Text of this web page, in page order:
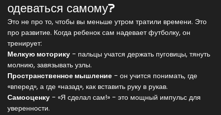
одеваться самому?
Это не про то, чтобы вы меньше утром тратили времени. Это
про развитие. Когда ребенок сам надевает футболку, он
тренирует:
Мелкую моторику - пальцы учатся держать пуговицы, тянуть
молнию, завязывать узлы.
Пространственное мышление - он учится понимать, где
«вперед», а где «назад», как вставить руку в рукав.
Самооценку - «Я сделал сам!» - это мощный импульс для
уверенности.